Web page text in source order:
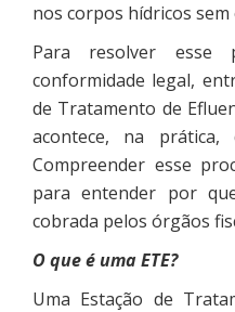
nos corpos hídricos sem
Para resolver esse
conformidade legal,
de Tratamento de
acontece, na prática,
Compreender esse
para entender por
cobrada pelos órgãos
O que é uma ETE?
Uma Estação de